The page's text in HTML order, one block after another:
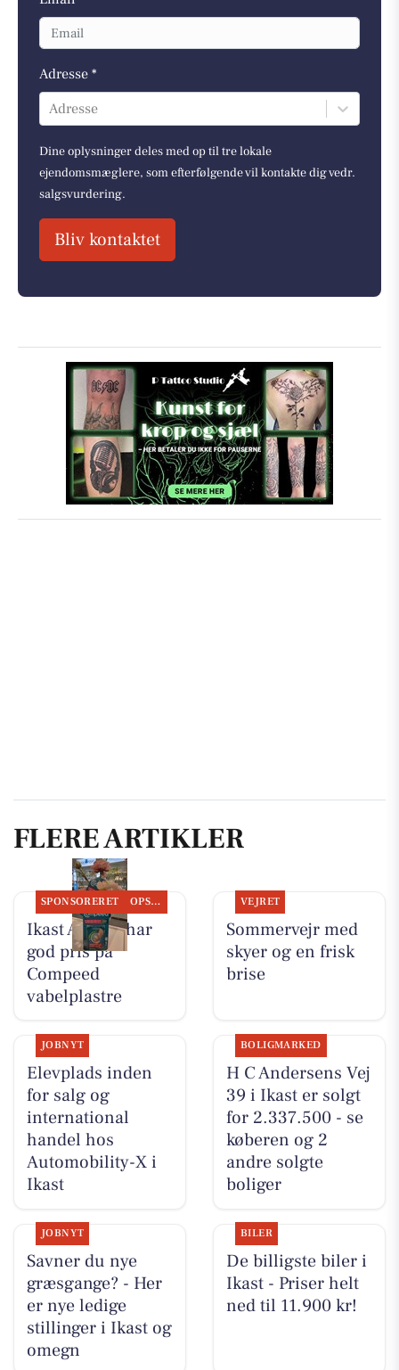
Adresse *
Adresse
Dine oplysninger deles med op til tre lokale
ejendomsmæglere, som efterfølgende vil kontakte dig vedr.
salgsvurdering.
Bliv kontaktet
FLERE ARTIKLER
SPONSORERET OPSLAGSTAVLEN
Ikast Apotek har
god pris på
Compeed
vabelplastre
VEJRET
Sommervejr med
skyer og en frisk
brise
JOBNYT
Elevplads inden
for salg og
international
handel hos
Automobility-X i
Ikast
BOLIGMARKED
H C Andersens Vej
39 i Ikast er solgt
for 2.337.500 - se
køberen og 2
andre solgte
boliger
JOBNYT
Savner du nye
græsgange? - Her
er nye ledige
stillinger i Ikast og
omegn
BILER
De billigste biler i
Ikast - Priser helt
ned til 11.900 kr!